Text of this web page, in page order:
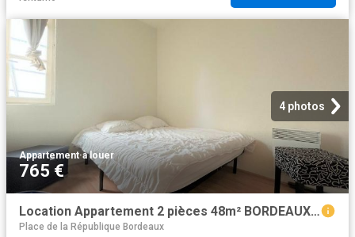
4 photos
Appartement·à louer
765 €
Location Appartement 2 pièces 48m² BORDEAUX 33000
Place de la République Bordeaux